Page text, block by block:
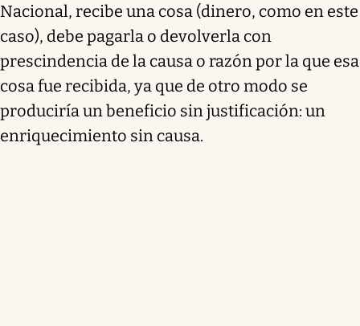
Nacional, recibe una cosa (dinero, como en este
caso), debe pagarla o devolverla con
prescindencia de la causa o razón por la que esa
cosa fue recibida, ya que de otro modo se
produciría un beneficio sin justificación: un
enriquecimiento sin causa.